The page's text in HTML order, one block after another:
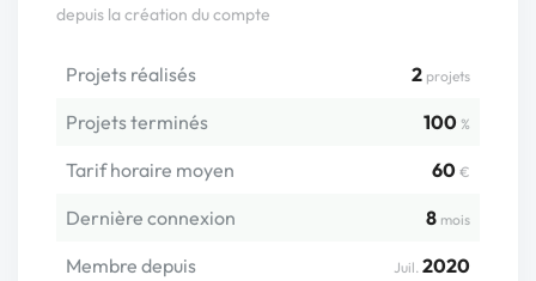
depuis la création du compte
Projets réalisés 2 projets
Projets terminés 100 %
Tarif horaire moyen 60 €
Dernière connexion 8 mois
Membre depuis Juil. 2020